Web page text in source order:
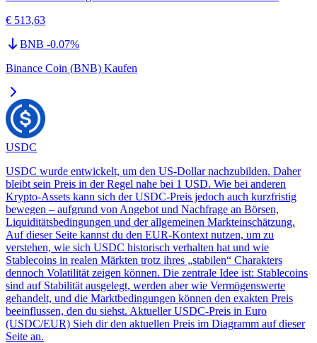
€ 513,63
BNB -0.07%
Binance Coin (BNB) Kaufen
USDC
USDC wurde entwickelt, um den US-Dollar nachzubilden. Daher
bleibt sein Preis in der Regel nahe bei 1 USD. Wie bei anderen
Krypto-Assets kann sich der USDC-Preis jedoch auch kurzfristig
bewegen – aufgrund von Angebot und Nachfrage an Börsen,
Liquiditätsbedingungen und der allgemeinen Markteinschätzung.
Auf dieser Seite kannst du den EUR-Kontext nutzen, um zu
verstehen, wie sich USDC historisch verhalten hat und wie
Stablecoins in realen Märkten trotz ihres „stabilen“ Charakters
dennoch Volatilität zeigen können. Die zentrale Idee ist: Stablecoins
sind auf Stabilität ausgelegt, werden aber wie Vermögenswerte
gehandelt, und die Marktbedingungen können den exakten Preis
beeinflussen, den du siehst. Aktueller USDC-Preis in Euro
(USDC/EUR) Sieh dir den aktuellen Preis im Diagramm auf dieser
Seite an.